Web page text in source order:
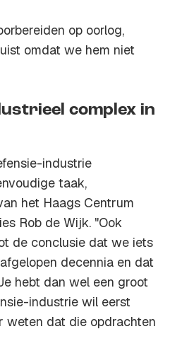
op oorlog,
omdat we hem niet
complex in
industrie
taak,
het Haags Centrum
Rob de Wijk. "Ook
de conclusie dat we iets
decennia en dat
hebt dan wel een groot
industrie wil eerst
weten dat die opdrachten